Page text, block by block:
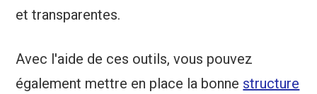
et transparentes.
Avec l'aide de ces outils, vous pouvez
également mettre en place la bonne structure